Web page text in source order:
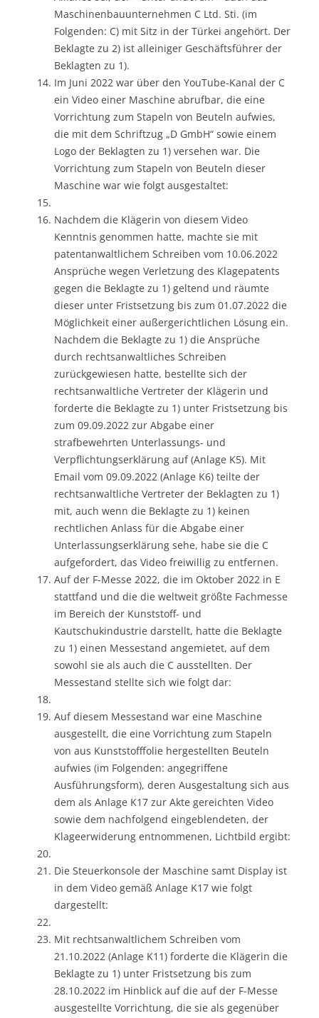
Maschinenbauunternehmen C Ltd. Sti. (im
Folgenden: C) mit Sitz in der Türkei angehört. Der
Beklagte zu 2) ist alleiniger Geschäftsführer der
Beklagten zu 1).
Im Juni 2022 war über den YouTube-Kanal der C
ein Video einer Maschine abrufbar, die eine
Vorrichtung zum Stapeln von Beuteln aufwies,
die mit dem Schriftzug „D GmbH“ sowie einem
Logo der Beklagten zu 1) versehen war. Die
Vorrichtung zum Stapeln von Beuteln dieser
Maschine war wie folgt ausgestaltet:
Nachdem die Klägerin von diesem Video
Kenntnis genommen hatte, machte sie mit
patentanwaltlichem Schreiben vom 10.06.2022
Ansprüche wegen Verletzung des Klagepatents
gegen die Beklagte zu 1) geltend und räumte
dieser unter Fristsetzung bis zum 01.07.2022 die
Möglichkeit einer außergerichtlichen Lösung ein.
Nachdem die Beklagte zu 1) die Ansprüche
durch rechtsanwaltliches Schreiben
zurückgewiesen hatte, bestellte sich der
rechtsanwaltliche Vertreter der Klägerin und
forderte die Beklagte zu 1) unter Fristsetzung bis
zum 09.09.2022 zur Abgabe einer
strafbewehrten Unterlassungs- und
Verpflichtungserklärung auf (Anlage K5). Mit
Email vom 09.09.2022 (Anlage K6) teilte der
rechtsanwaltliche Vertreter der Beklagten zu 1)
mit, auch wenn die Beklagte zu 1) keinen
rechtlichen Anlass für die Abgabe einer
Unterlassungserklärung sehe, habe sie die C
aufgefordert, das Video freiwillig zu entfernen.
Auf der F-Messe 2022, die im Oktober 2022 in E
stattfand und die die weltweit größte Fachmesse
im Bereich der Kunststoff- und
Kautschukindustrie darstellt, hatte die Beklagte
zu 1) einen Messestand angemietet, auf dem
sowohl sie als auch die C ausstellten. Der
Messestand stellte sich wie folgt dar:
Auf diesem Messestand war eine Maschine
ausgestellt, die eine Vorrichtung zum Stapeln
von aus Kunststofffolie hergestellten Beuteln
aufwies (im Folgenden: angegriffene
Ausführungsform), deren Ausgestaltung sich aus
dem als Anlage K17 zur Akte gereichten Video
sowie dem nachfolgend eingeblendeten, der
Klageerwiderung entnommenen, Lichtbild ergibt:
Die Steuerkonsole der Maschine samt Display ist
in dem Video gemäß Anlage K17 wie folgt
dargestellt:
Mit rechtsanwaltlichem Schreiben vom
21.10.2022 (Anlage K11) forderte die Klägerin die
Beklagte zu 1) unter Fristsetzung bis zum
28.10.2022 im Hinblick auf die auf der F-Messe
ausgestellte Vorrichtung, die sie als gegenüber